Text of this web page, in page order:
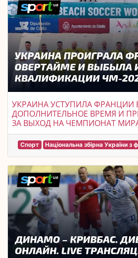
УКРАИНА УСТУПИЛА ФРАНЦИИ
ДОПОЛНИТЕЛЬНОЕ ВРЕМЯ И
ЗА ВЫХОД НА ЧЕМПИОНАТ
Спорт Національна збірна України з